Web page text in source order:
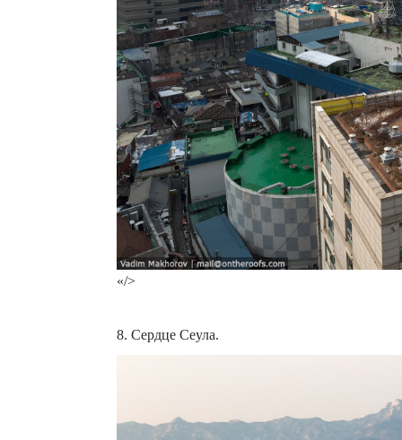
«/>
8. Сердце Сеула.